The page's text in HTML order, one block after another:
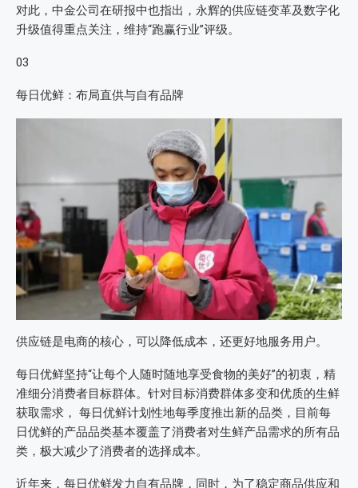
对此，中金公司在研报中也指出，永辉的供应链变革及数字化
升级值得重点关注，维持“跑赢行业”评级。
03
每日优鲜：布局直供与自有品牌
供应链是电商的核心，可以降低成本，还更好地服务用户。
每日优鲜坚持“让每个人随时随地享受食物的美好”的初衷，精
准细分消费者目标群体。针对目标消费群体多变和优质的生鲜
获取需求， 每日优鲜计划性地每季度推出新的品类，目前每
日优鲜的产品品类基本覆盖了消费者对生鲜产品需求的所有品
类，极大减少了消费者的选择成本。
近年来，每日优鲜发力自有品牌，同时，为了稳定商品供应和